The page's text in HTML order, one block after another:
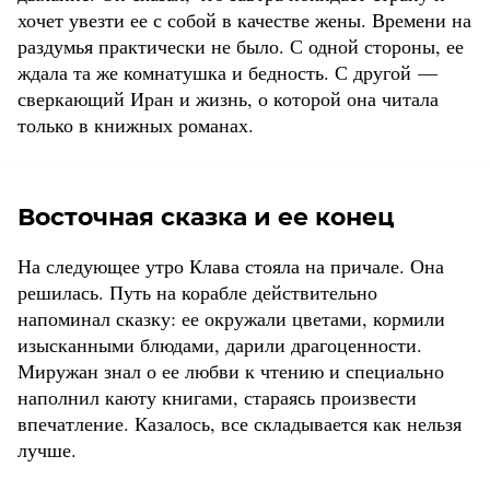
хочет увезти ее с собой в качестве жены. Времени на
раздумья практически не было. С одной стороны, ее
ждала та же комнатушка и бедность. С другой —
сверкающий Иран и жизнь, о которой она читала
только в книжных романах.
Восточная сказка и ее конец
На следующее утро Клава стояла на причале. Она
решилась. Путь на корабле действительно
напоминал сказку: ее окружали цветами, кормили
изысканными блюдами, дарили драгоценности.
Миружан знал о ее любви к чтению и специально
наполнил каюту книгами, стараясь произвести
впечатление. Казалось, все складывается как нельзя
лучше.